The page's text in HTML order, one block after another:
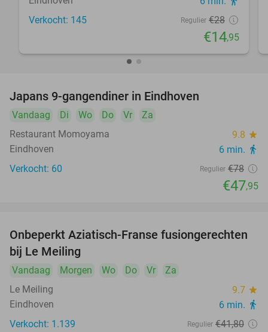
Verkocht: 145 Regulier €28
€14,95
Japans 9-gangendiner in Eindhoven
Vandaag Di Wo Do Vr
Za
Restaurant Momoyama
9.8 star
Eindhoven 6 min. directions_walk
Verkocht: 60 Regulier €78
€47,95
19%
Onbeperkt Aziatisch-Franse fusiongerechten
bij Le Meiling
Vandaag Morgen Wo Do Vr
Za
Le Meiling
9.7 star
Eindhoven 6 min. directions_walk
Verkocht: 1.139 Regulier €41,80